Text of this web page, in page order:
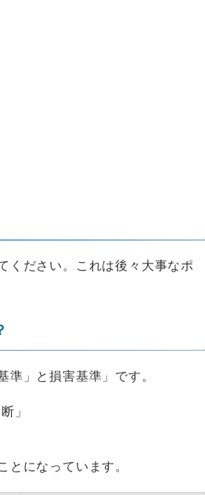
ください。これは後々大事なポ
」と損害基準」です。
」
になっています。